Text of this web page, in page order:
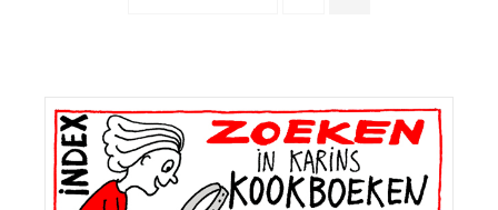
Primaire
Sidebar